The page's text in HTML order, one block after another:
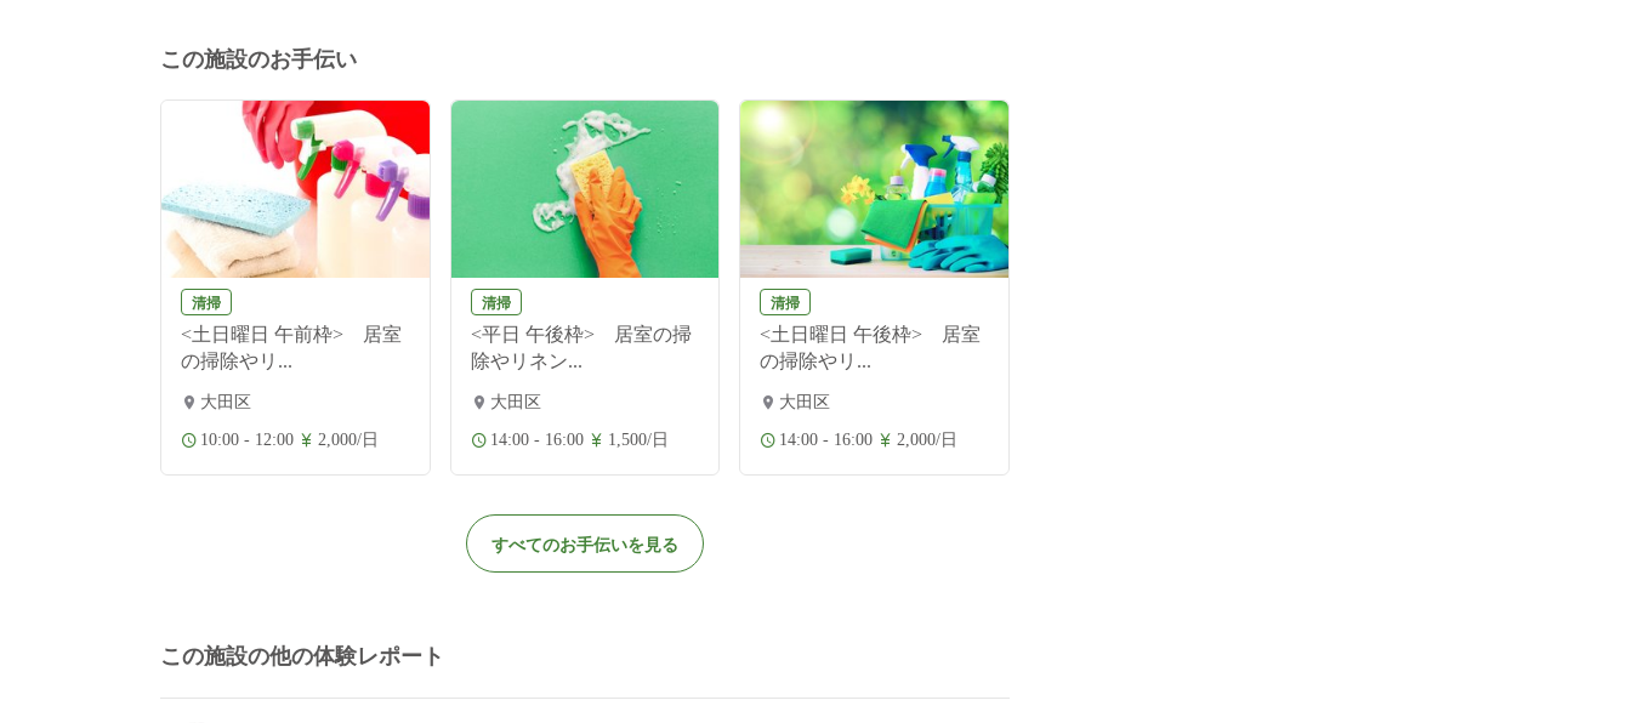
この施設のお手伝い
清掃
<土日曜日 午前枠> 居室
の掃除やリ...
大田区
10:00 - 12:00 2,000/日
清掃
<平日 午後枠> 居室の掃
除やリネン...
大田区
14:00 - 16:00 1,500/日
清掃
<土日曜日 午後枠> 居室
の掃除やリ...
大田区
14:00 - 16:00 2,000/日
すべてのお手伝いを見る
この施設の他の体験レポート